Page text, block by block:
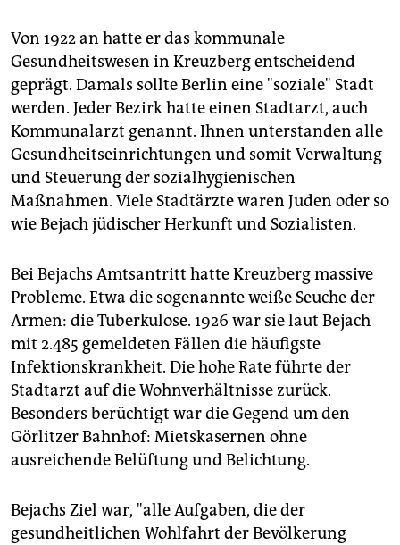
Von 1922 an hatte er das kommunale
Gesundheitswesen in Kreuzberg entscheidend
geprägt. Damals sollte Berlin eine "soziale" Stadt
werden. Jeder Bezirk hatte einen Stadtarzt, auch
Kommunalarzt genannt. Ihnen unterstanden alle
Gesundheitseinrichtungen und somit Verwaltung
und Steuerung der sozialhygienischen
Maßnahmen. Viele Stadtärzte waren Juden oder so
wie Bejach jüdischer Herkunft und Sozialisten.
Bei Bejachs Amtsantritt hatte Kreuzberg massive
Probleme. Etwa die sogenannte weiße Seuche der
Armen: die Tuberkulose. 1926 war sie laut Bejach
mit 2.485 gemeldeten Fällen die häufigste
Infektionskrankheit. Die hohe Rate führte der
Stadtarzt auf die Wohnverhältnisse zurück.
Besonders berüchtigt war die Gegend um den
Görlitzer Bahnhof: Mietskasernen ohne
ausreichende Belüftung und Belichtung.
Bejachs Ziel war, "alle Aufgaben, die der
gesundheitlichen Wohlfahrt der Bevölkerung